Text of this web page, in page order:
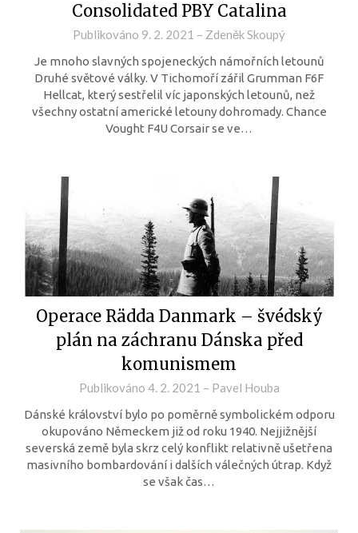
Consolidated PBY Catalina
Publikováno 9. 2. 2021 – Zdeněk Skoupý
Je mnoho slavných spojeneckých námořních letounů
Druhé světové války. V Tichomoří zářil Grumman F6F
Hellcat, který sestřelil víc japonských letounů, než
všechny ostatní americké letouny dohromady. Chance
Vought F4U Corsair se ve…
Operace Rädda Danmark – švédský
plán na záchranu Dánska před
komunismem
Publikováno 4. 2. 2021 – Pavel Houba
Dánské království bylo po poměrně symbolickém odporu
okupováno Německem již od roku 1940. Nejjižnější
severská země byla skrz celý konflikt relativně ušetřena
masivního bombardování i dalších válečných útrap. Když
se však čas…